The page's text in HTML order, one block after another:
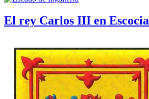
El rey Carlos III en Escocia